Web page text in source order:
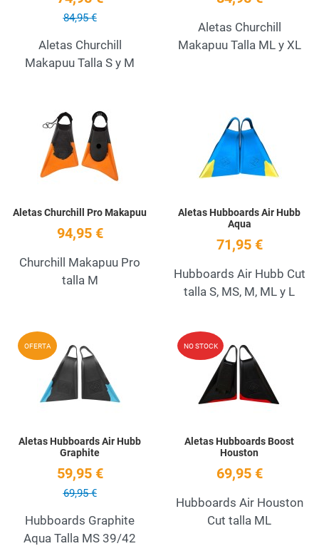
84,95 €
Aletas Churchill
Makapuu Talla S y M
Aletas Churchill
Makapuu Talla ML y XL
Aletas Churchill Pro Makapuu
94,95 €
Churchill Makapuu Pro
talla M
Aletas Hubboards Air Hubb
Aqua
71,95 €
Hubboards Air Hubb Cut
talla S, MS, M, ML y L
OFERTA Add to Wishlist
Aletas Hubboards Air Hubb
Graphite
59,95 €
69,95 €
Hubboards Graphite
Aqua Talla MS 39/42
NO STOCK
Aletas Hubboards Boost
Houston
69,95 €
Hubboards Air Houston
Cut talla ML